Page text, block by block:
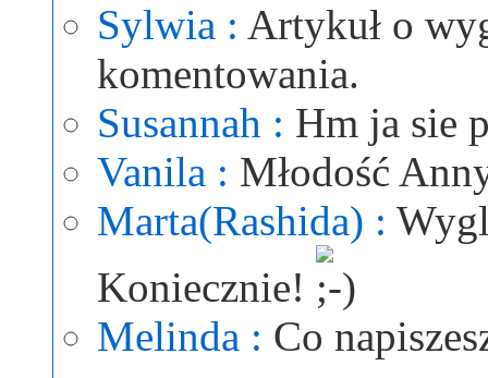
Sylwia : Artykuł o
komentowania.
Susannah : Hm ja sie
Vanila : Młodość
Marta(Rashida) :
Koniecznie!
Melinda : Co